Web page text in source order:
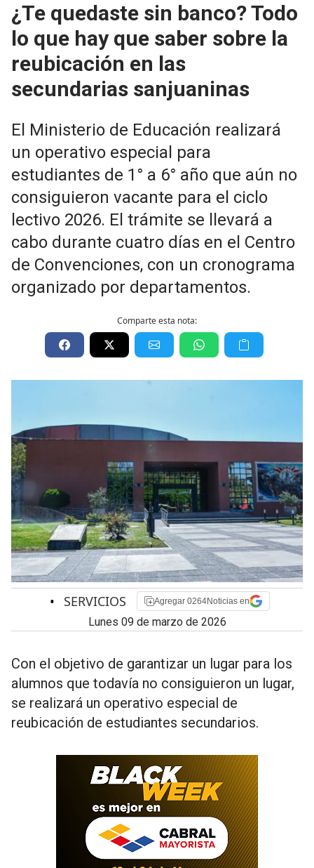
¿Te quedaste sin banco? Todo
lo que hay que saber sobre la
reubicación en las
secundarias sanjuaninas
El Ministerio de Educación realizará
un operativo especial para
estudiantes de 1° a 6° año que aún no
consiguieron vacante para el ciclo
lectivo 2026. El trámite se llevará a
cabo durante cuatro días en el Centro
de Convenciones, con un cronograma
organizado por departamentos.
Comparte esta nota:
• SERVICIOS Agregar 0264Noticias en
lunes 09 de marzo de 2026
Con el objetivo de garantizar un lugar para los
alumnos que todavía no consiguieron un lugar,
se realizará un operativo especial de
reubicación de estudiantes secundarios.